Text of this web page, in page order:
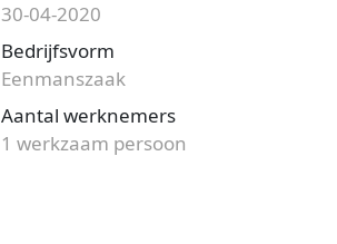
30-04-2020
Bedrijfsvorm
Eenmanszaak
Aantal werknemers
1 werkzaam persoon